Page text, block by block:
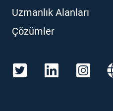
Uzmanlık Alanları
Çözümler